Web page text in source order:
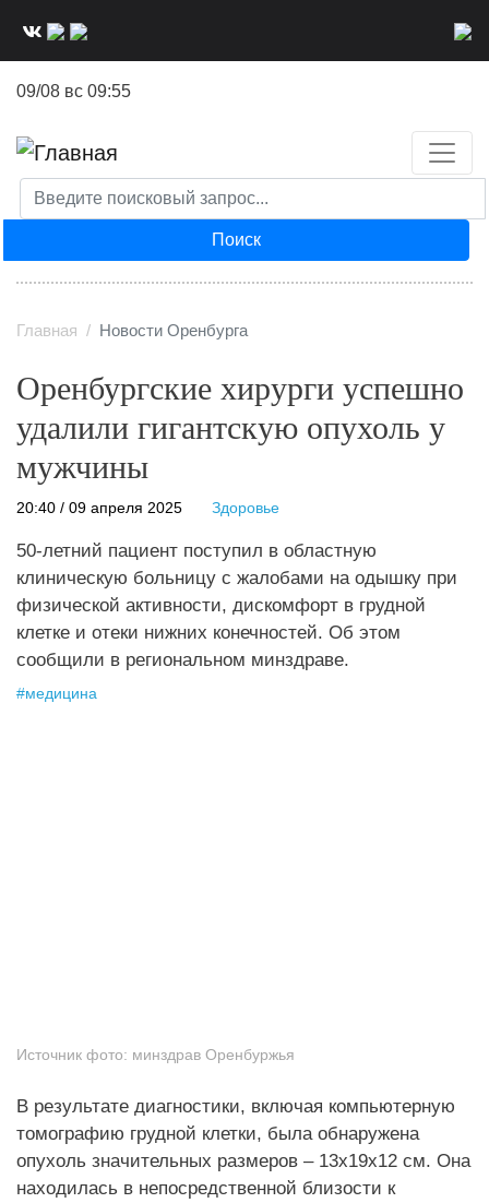
09/08 вс 09:55
Поиск
Главная Новости Оренбурга
Оренбургские хирурги успешно
удалили гигантскую опухоль у
мужчины
20:40 / 09 апреля 2025 Здоровье
50-летний пациент поступил в областную
клиническую больницу с жалобами на одышку при
физической активности, дискомфорт в грудной
клетке и отеки нижних конечностей. Об этом
сообщили в региональном минздраве.
#медицина
Источник фото: минздрав Оренбуржья
В результате диагностики, включая компьютерную
томографию грудной клетки, была обнаружена
опухоль значительных размеров – 13х19х12 см. Она
находилась в непосредственной близости к